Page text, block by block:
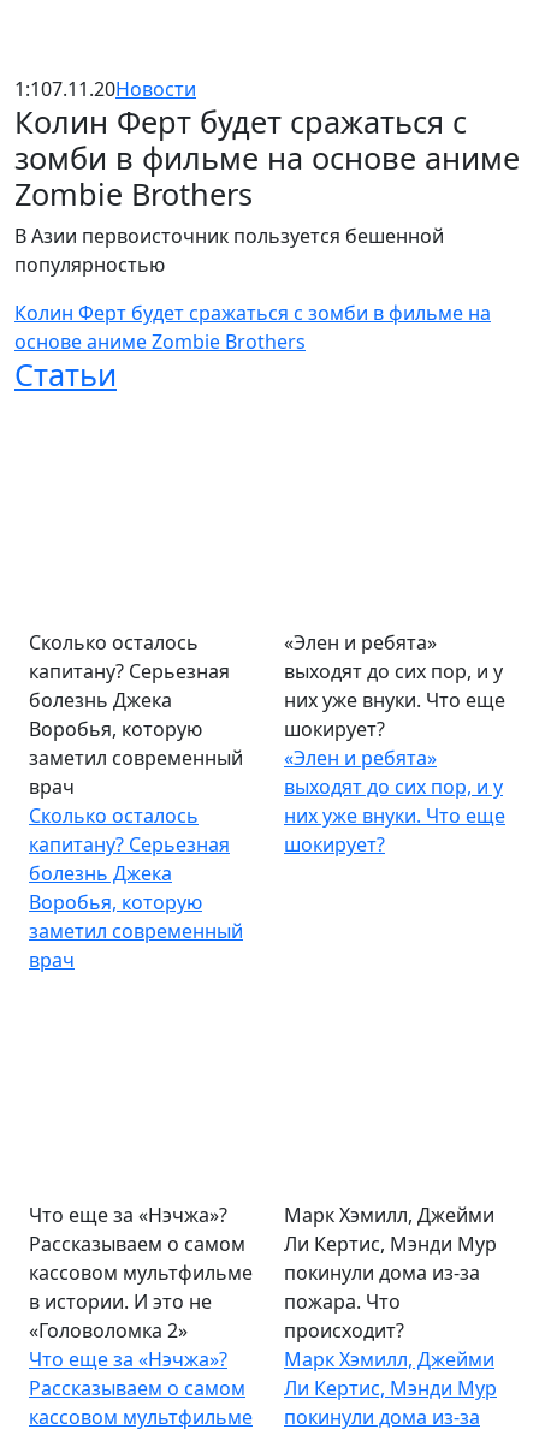
1:107.11.20Новости
Колин Ферт будет сражаться с
зомби в фильме на основе аниме
Zombie Brothers
В Азии первоисточник пользуется бешенной
популярностью
Колин Ферт будет сражаться с зомби в фильме на
основе аниме Zombie Brothers
Статьи
Сколько осталось
капитану? Серьезная
болезнь Джека
Воробья, которую
заметил современный
врач
Сколько осталось
капитану? Серьезная
болезнь Джека
Воробья, которую
заметил современный
врач
«Элен и ребята»
выходят до сих пор, и у
них уже внуки. Что еще
шокирует?
«Элен и ребята»
выходят до сих пор, и у
них уже внуки. Что еще
шокирует?
Что еще за «Нэчжа»?
Рассказываем о самом
кассовом мультфильме
в истории. И это не
«Головоломка 2»
Что еще за «Нэчжа»?
Рассказываем о самом
кассовом мультфильме
Марк Хэмилл, Джейми
Ли Кертис, Мэнди Мур
покинули дома из-за
пожара. Что
происходит?
Марк Хэмилл, Джейми
Ли Кертис, Мэнди Мур
покинули дома из-за